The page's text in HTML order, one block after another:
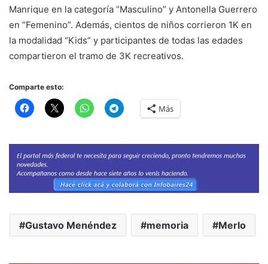
Manrique en la categoría “Masculino” y Antonella Guerrero
en “Femenino”. Además, cientos de niños corrieron 1K en
la modalidad “Kids” y participantes de todas las edades
compartieron el tramo de 3K recreativos.
Comparte esto:
Más
Gustavo Menéndez memoria Merlo